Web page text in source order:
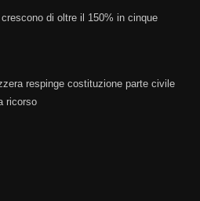
di oltre il 150% in cinque
respinge costituzione parte civile
ricorso